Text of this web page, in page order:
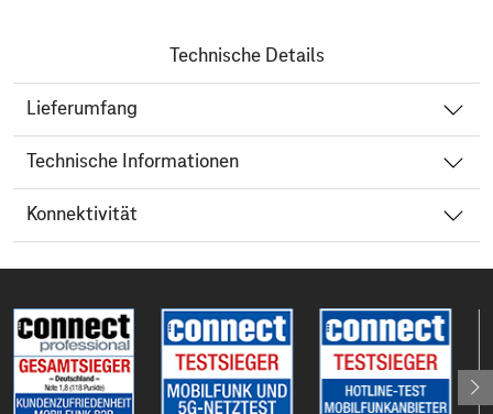
Technische Details
Lieferumfang
Technische Informationen
Konnektivität